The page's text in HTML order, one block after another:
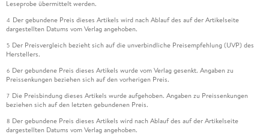
Leseprobe übermittelt werden.
4 Der gebundene Preis dieses Artikels wird nach Ablauf des auf der Artikelseite
dargestellten Datums vom Verlag angehoben.
5 Der Preisvergleich bezieht sich auf die unverbindliche Preisempfehlung (UVP) des
Herstellers.
6 Der gebundene Preis dieses Artikels wurde vom Verlag gesenkt. Angaben zu
Preissenkungen beziehen sich auf den vorherigen Preis.
7 Die Preisbindung dieses Artikels wurde aufgehoben. Angaben zu Preissenkungen
beziehen sich auf den letzten gebundenen Preis.
8 Der gebundene Preis dieses Artikels wird nach Ablauf des auf der Artikelseite
dargestellten Datums vom Verlag angehoben.